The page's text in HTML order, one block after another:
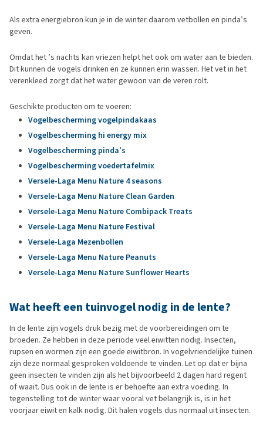
Als extra energiebron kun je in de winter daarom vetbollen en pinda’s
geven.
Omdat het ’s nachts kan vriezen helpt het ook om water aan te bieden.
Dit kunnen de vogels drinken en ze kunnen erin wassen. Het vet in het
verenkleed zorgt dat het water gewoon van de veren rolt.
Geschikte producten om te voeren:
Vogelbescherming vogelpindakaas
Vogelbescherming hi energy mix
Vogelbescherming pinda’s
Vogelbescherming voedertafelmix
Versele-Laga Menu Nature 4 seasons
Versele-Laga Menu Nature Clean Garden
Versele-Laga Menu Nature Combipack Treats
Versele-Laga Menu Nature Festival
Versele-Laga Mezenbollen
Versele-Laga Menu Nature Peanuts
Versele-Laga Menu Nature Sunflower Hearts
Wat heeft een tuinvogel nodig in de lente?
In de lente zijn vogels druk bezig met de voorbereidingen om te
broeden. Ze hebben in deze periode veel eiwitten nodig. Insecten,
rupsen en wormen zijn een goede eiwitbron. In vogelvriendelijke tuinen
zijn deze normaal gesproken voldoende te vinden. Let op dat er bijna
geen insecten te vinden zijn als het bijvoorbeeld 2 dagen hard regent
of waait. Dus ook in de lente is er behoefte aan extra voeding. In
tegenstelling tot de winter waar vooral vet belangrijk is, is in het
voorjaar eiwit en kalk nodig. Dit halen vogels dus normaal uit insecten.